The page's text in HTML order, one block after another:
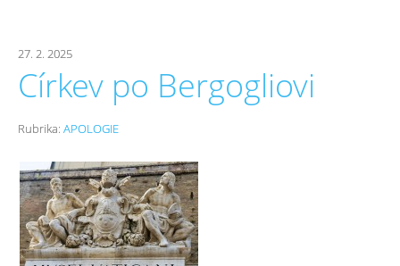
27. 2. 2025
Církev po Bergogliovi
Rubrika: APOLOGIE